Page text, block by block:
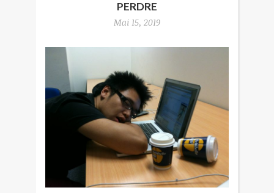
PERDRE
Mai 15, 2019